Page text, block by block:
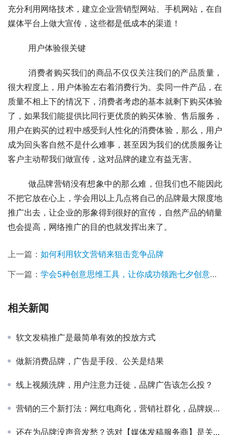
充分利用网络技术，建立企业营销型网站、手机网站，在自
媒体平台上做大宣传，这些都是低成本的渠道！
	用户体验很关键
	消费者购买我们的商品不仅仅关注我们的产品质量，
很大程度上，用户体验左右着消费行为。卖同一件产品，在
质量不相上下的情况下，消费者考虑的基本就剩下购买体验
了，如果我们能提供比同行更优质的购买体验、售后服务，
用户在购买的过程中感受到人性化的消费体验，那么，用户
成为回头客自然不是什么难事，甚至因为我们的优质服务让
客户主动帮我们做宣传，这对品牌的建立有益无害。
	做品牌营销没有想象中的那么难，但我们也不能因此
不把它放在心上，学会用以上几点将自己的品牌最大限度地
推广出去，让企业的形象得到很好的宣传，自然产品的销量
也会提高，网络推广的目的也就发挥出来了。
上一篇： 如何利用软文营销来狙击竞争品牌
下一篇： 学会5种创意思维工具，让你成功领跑七夕创意活动
相关新闻
软文发稿推广是最简单有效的投放方式
做新消费品牌，广告是手段、公关是结果
线上视频洗牌，用户注意力迁徙，品牌广告该怎么投？
营销的三个新打法：网红电商化，营销社群化，品牌娱乐化
还在为品牌没声音发愁？选对【媒体发稿服务商】是关键一步